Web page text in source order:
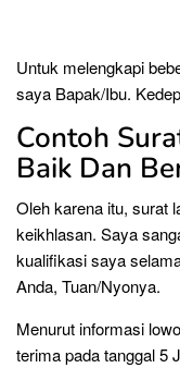
Untuk melengkapi
saya Bapak/Ibu.
Contoh
Baik Dan
Oleh karena itu, surat
keikhlasan. Saya
kualifikasi saya
Anda, Tuan/Nyonya.
Menurut informasi
terima pada tanggal 5